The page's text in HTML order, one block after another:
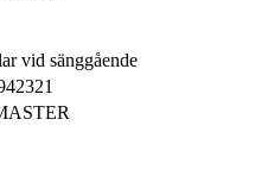
vid sänggående